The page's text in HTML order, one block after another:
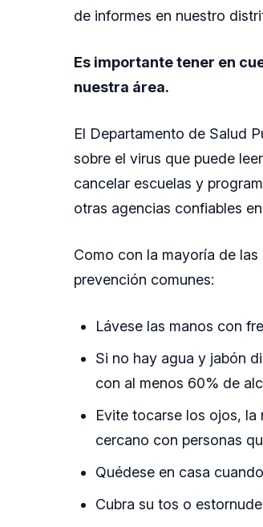
de informes en nuestro
Es importante tener en
nuestra área.
El Departamento de Salud
sobre el virus que puede
cancelar escuelas y
otras agencias confiables
Como con la mayoría de
prevención comunes:
Lávese las manos con
Si no hay agua y jabón
con al menos 60% de
Evite tocarse los ojos, la
cercano con personas
Quédese en casa
Cubra su tos o